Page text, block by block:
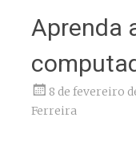
Aprenda
8 de fevereiro
Ferreira